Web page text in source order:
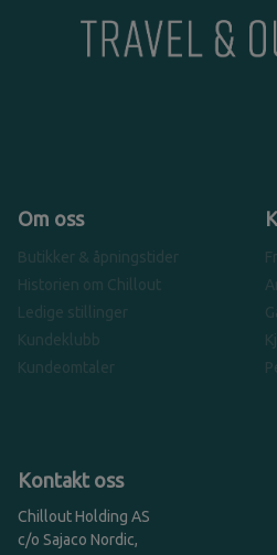
Om oss
Butikker & åpningstider
Historien om Chillout
Ledige stillinger
Kundeklubb
Kundeomtaler
Kontakt oss
Chillout Holding AS
c/o Sajaco Nordic,